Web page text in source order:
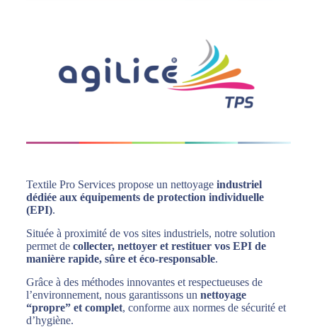
Textile Pro Services propose un nettoyage industriel
dédiée aux équipements de protection individuelle
(EPI).
Située à proximité de vos sites industriels, notre solution
permet de collecter, nettoyer et restituer vos EPI de
manière rapide, sûre et éco-responsable.
Grâce à des méthodes innovantes et respectueuses de
l’environnement, nous garantissons un nettoyage
“propre” et complet, conforme aux normes de sécurité et
d’hygiène.